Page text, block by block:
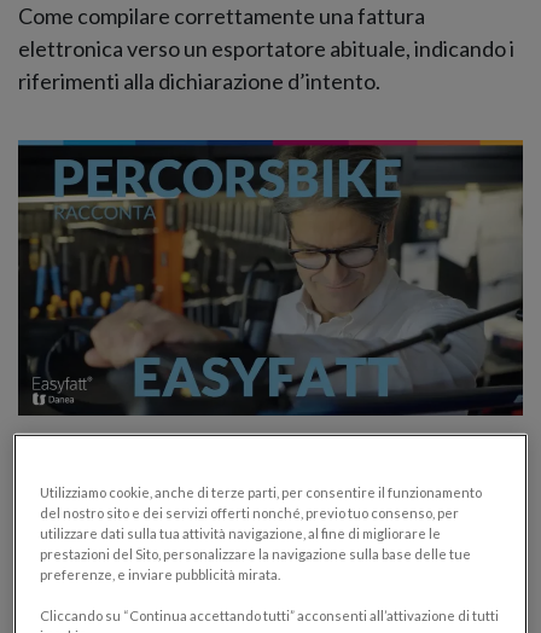
Come compilare correttamente una fattura
elettronica verso un esportatore abituale, indicando i
riferimenti alla dichiarazione d’intento.
Percosbike
EASYFATT GESTIONE AZIENDALE
04/11/2024
Percosbike utilizza Easyfatt per semplificare la
Utilizziamo cookie, anche di terze parti, per consentire il funzionamento
del nostro sito e dei servizi offerti nonché, previo tuo consenso, per
utilizzare dati sulla tua attività navigazione, al fine di migliorare le
prestazioni del Sito, personalizzare la navigazione sulla base delle tue
preferenze, e inviare pubblicità mirata.
Cliccando su “Continua accettando tutti” acconsenti all’attivazione di tutti